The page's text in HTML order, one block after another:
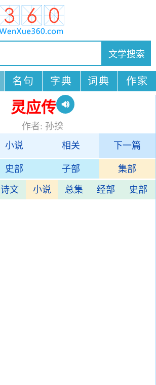
名句 字典 词典 作家
灵应传
作者: 孙揆
小说 相关 下一篇
史部 子部 集部
诗文 小说 总集 经部 史部